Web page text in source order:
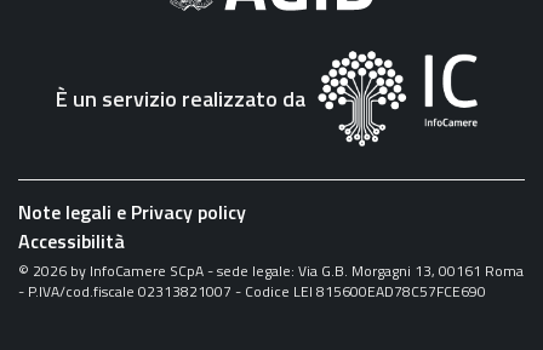
È un servizio realizzato da
Note legali e Privacy policy
Accessibilità
© 2026 by InfoCamere SCpA - sede legale: Via G.B. Morgagni 13, 00161 Roma
- P.IVA/cod.fiscale 02313821007 - Codice LEI 815600EAD78C57FCE690